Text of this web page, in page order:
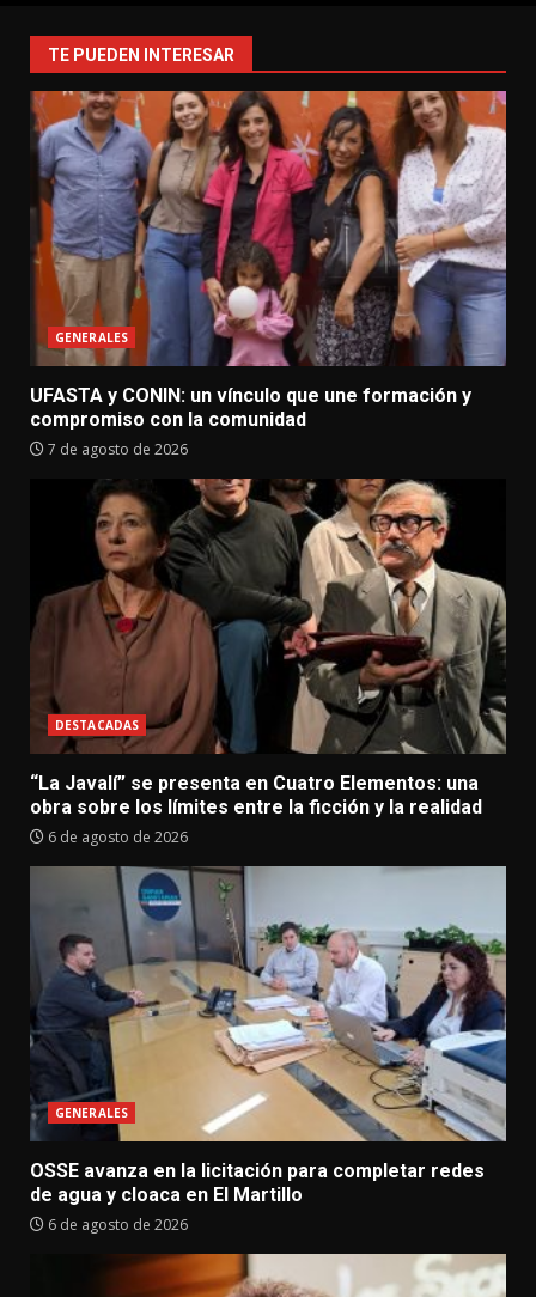
TE PUEDEN INTERESAR
GENERALES
UFASTA y CONIN: un vínculo que une formación y
compromiso con la comunidad
7 de agosto de 2026
DESTACADAS
“La Javalí” se presenta en Cuatro Elementos: una
obra sobre los límites entre la ficción y la realidad
6 de agosto de 2026
GENERALES
OSSE avanza en la licitación para completar redes
de agua y cloaca en El Martillo
6 de agosto de 2026